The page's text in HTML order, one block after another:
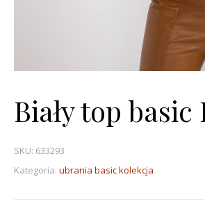
Biały top
SKU: 633293
Kategoria: ubrania basic kolekcja